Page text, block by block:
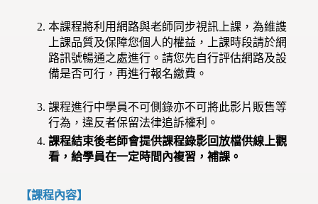
本課程將利用網路與老師同步視訊上課，為維謢
上課品質及保障您個人的權益，上課時段請於網
路訊號暢通之處進行。請您先自行評估網路及設
備是否可行，再進行報名繳費。
課程進行中學員不可側錄亦不可將此影片販售等
行為，違反者保留法律追訴權利。
課程結束後老師會提供課程錄影回放檔供線上觀
看，給學員在一定時間內複習，補課。
【課程內容】